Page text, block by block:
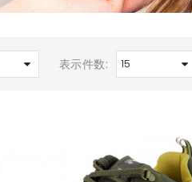
表示件数: